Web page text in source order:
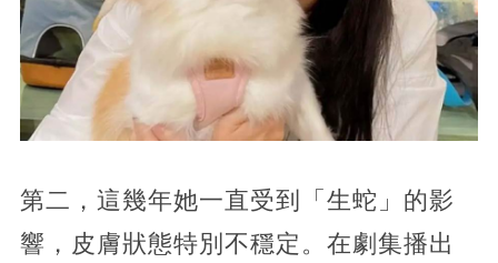
第二，這幾年她一直受到「生蛇」的影
響，皮膚狀態特別不穩定。在劇集播出